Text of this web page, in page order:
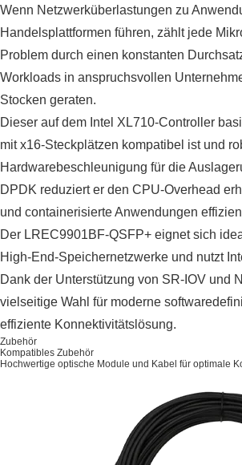
Wenn Netzwerküberlastungen zu
Handelsplattformen führen, zählt jede
Problem durch einen konstanten
Workloads in anspruchsvollen
Stocken geraten.
Dieser auf dem Intel XL710-Controller
mit x16-Steckplätzen kompatibel ist und
Hardwarebeschleunigung für die
DPDK reduziert er den CPU-Overhead
und containerisierte Anwendungen
Der LREC9901BF-QSFP+ eignet sich
High-End-Speichernetzwerke und nutzt
Dank der Unterstützung von SR-IOV und
vielseitige Wahl für moderne
effiziente Konnektivitätslösung.
Zubehör
Kompatibles Zubehör
Hochwertige optische Module und Kabel für optimale